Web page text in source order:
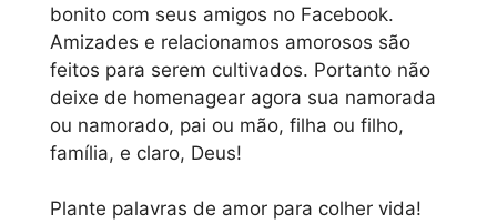
bonito com seus amigos no Facebook.
Amizades e relacionamos amorosos são
feitos para serem cultivados. Portanto não
deixe de homenagear agora sua namorada
ou namorado, pai ou mão, filha ou filho,
família, e claro, Deus!
Plante palavras de amor para colher vida!